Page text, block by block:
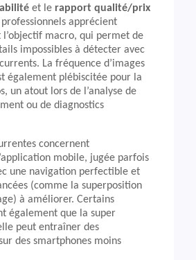
et le rapport qualité/prix
professionnels apprécient
macro, qui permet de
impossibles à détecter avec
La fréquence d’images
également plébiscitée pour la
un atout lors de l’analyse de
ou de diagnostics
concernent
mobile, jugée parfois
une navigation perfectible et
(comme la superposition
à améliorer. Certains
également que la super
peut entraîner des
des smartphones moins